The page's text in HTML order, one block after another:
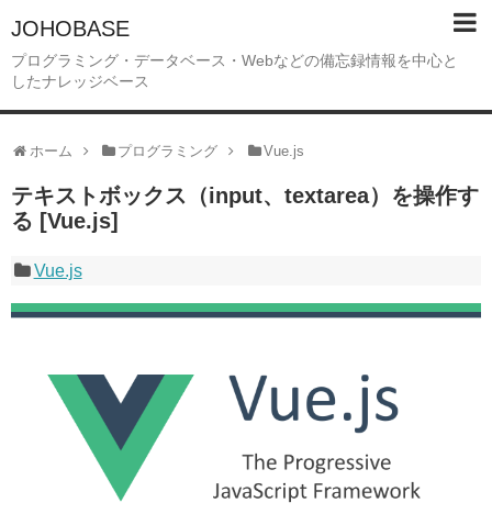
JOHOBASE
プログラミング・データベース・Webなどの備忘録情報を中心と
したナレッジベース
ホーム プログラミング Vue.js
テキストボックス（input、textarea）を操作す
る [Vue.js]
Vue.js